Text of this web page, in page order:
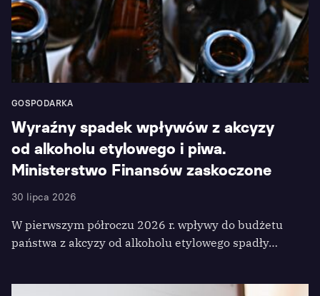
GOSPODARKA
Wyraźny spadek wpływów z akcyzy
od alkoholu etylowego i piwa.
Ministerstwo Finansów zaskoczone
30 lipca 2026
W pierwszym półroczu 2026 r. wpływy do budżetu
państwa z akcyzy od alkoholu etylowego spadły…